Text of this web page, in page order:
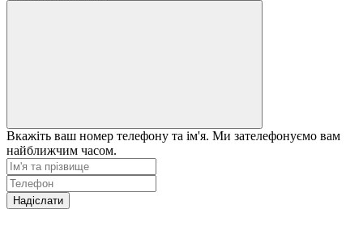
Вкажіть ваш номер телефону та ім'я. Ми зателефонуємо вам
найближчим часом.
Надіслати